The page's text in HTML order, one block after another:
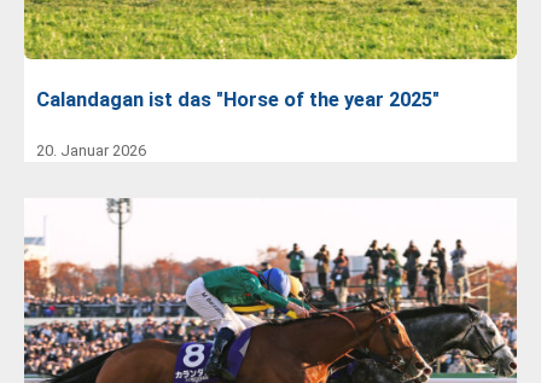
Calandagan ist das "Horse of the year 2025"
20. Januar 2026